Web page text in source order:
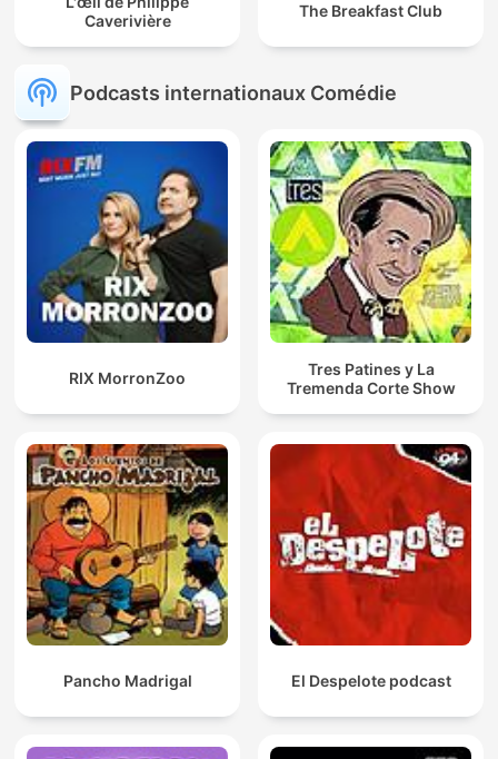
Caverivière
The Breakfast Club
Podcasts internationaux Comédie
RIX MorronZoo
Tres Patines y La
Tremenda Corte Show
Pancho Madrigal El Despelote podcast